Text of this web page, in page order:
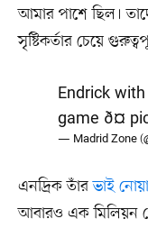
আমার পাশে ছিল।
সৃষ্টিকর্তার চেয়ে
Endrick
game ð¤
— Madrid Zone
এনদ্রিক তাঁরভাই
আবারও এক মিলিয়ন